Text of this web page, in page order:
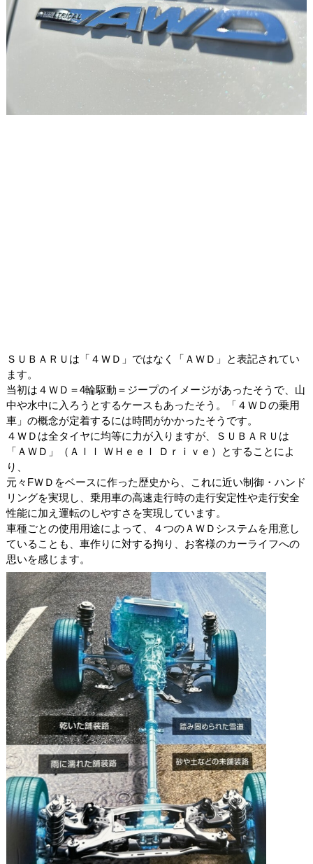
ＳＵＢＡＲＵは「４ＷＤ」ではなく「ＡＷＤ」と表記されてい
ます。
当初は４ＷＤ＝4輪駆動＝ジープのイメージがあったそうで、山
中や水中に入ろうとするケースもあったそう。「４ＷＤの乗用
車」の概念が定着するには時間がかかったそうです。
４ＷＤは全タイヤに均等に力が入りますが、ＳＵＢＡＲＵは
「ＡＷＤ」（Ａｌｌ ＷＨｅｅｌ Ｄｒｉｖｅ）とすることによ
り、
元々FＷＤをベースに作った歴史から、これに近い制御・ハンド
リングを実現し、乗用車の高速走行時の走行安定性や走行安全
性能に加え運転のしやすさを実現しています。
車種ごとの使用用途によって、４つのＡＷＤシステムを用意し
ていることも、車作りに対する拘り、お客様のカーライフへの
思いを感じます。